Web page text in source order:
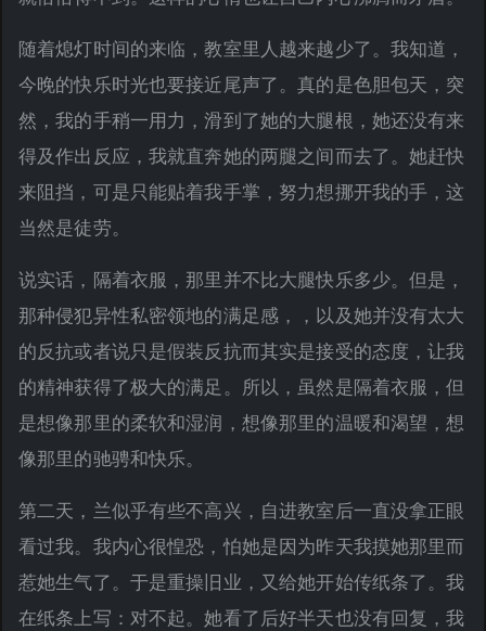
随着熄灯时间的来临，教室里人越来越少了。我知道，
今晚的快乐时光也要接近尾声了。真的是色胆包天，突
然，我的手稍一用力，滑到了她的大腿根，她还没有来
得及作出反应，我就直奔她的两腿之间而去了。她赶快
来阻挡，可是只能贴着我手掌，努力想挪开我的手，这
当然是徒劳。
说实话，隔着衣服，那里并不比大腿快乐多少。但是，
那种侵犯异性私密领地的满足感，，以及她并没有太大
的反抗或者说只是假装反抗而其实是接受的态度，让我
的精神获得了极大的满足。所以，虽然是隔着衣服，但
是想像那里的柔软和湿润，想像那里的温暖和渴望，想
像那里的驰骋和快乐。
第二天，兰似乎有些不高兴，自进教室后一直没拿正眼
看过我。我内心很惶恐，怕她是因为昨天我摸她那里而
惹她生气了。于是重操旧业，又给她开始传纸条了。我
在纸条上写：对不起。她看了后好半天也没有回复，我